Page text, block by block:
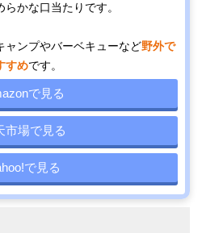
かな口当たりです。
ャンプやバーベキューなど野外で
すめです。
で見る
市場で見る
で見る